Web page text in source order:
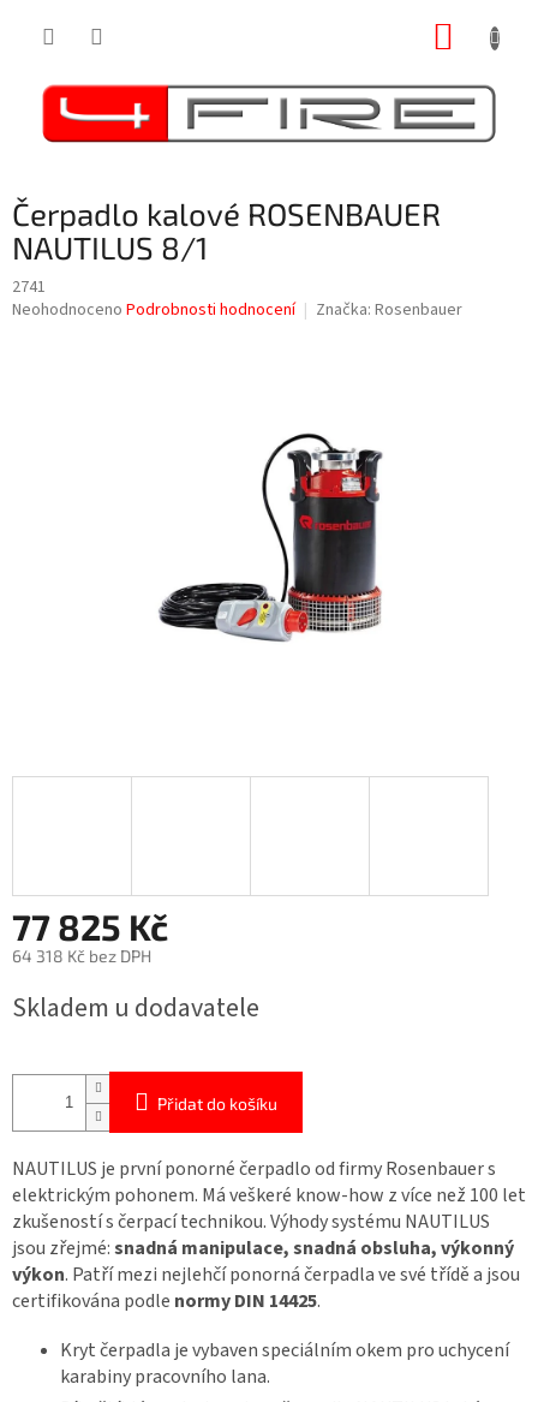
Čerpadlo kalové ROSENBAUER
NAUTILUS 8/1
2741
Průměrné
Neohodnoceno Podrobnosti hodnocení Značka: Rosenbauer
77 825 Kč
64 318 Kč bez DPH
cena:
Skladem u dodavatele
Přidat do košíku
NAUTILUS je první ponorné čerpadlo od firmy Rosenbauer s
elektrickým pohonem. Má veškeré know-how z více než 100 let
zkušeností s čerpací technikou. Výhody systému NAUTILUS
jsou zřejmé:snadná manipulace, snadná obsluha, výkonný
výkon. Patří mezi nejlehčí ponorná čerpadla ve své třídě a jsou
certifikována podle normy DIN 14425.
Kryt čerpadla je vybaven speciálním okem pro uchycení
karabiny pracovního lana.